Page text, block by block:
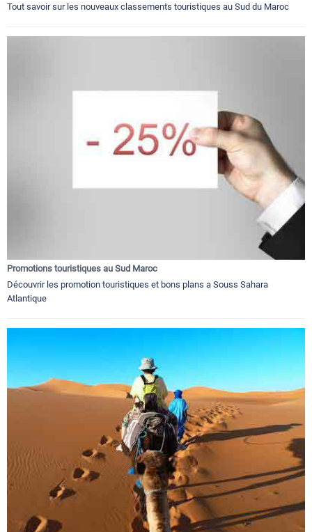
Tout savoir sur les nouveaux classements touristiques au Sud du Maroc
Promotions touristiques au Sud Maroc
Découvrir les promotion touristiques et bons plans a Souss Sahara
Atlantique